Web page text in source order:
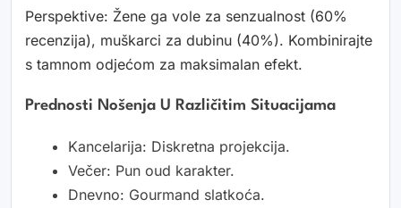
Perspektive: Žene ga vole za senzualnost (60%
recenzija), muškarci za dubinu (40%). Kombinirajte
s tamnom odjećom za maksimalan efekt.
Prednosti Nošenja U Različitim Situacijama
Kancelarija: Diskretna projekcija.
Večer: Pun oud karakter.
Dnevno: Gourmand slatkoća.